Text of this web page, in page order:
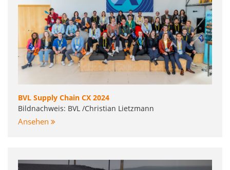
BVL Supply Chain CX 2024
Bildnachweis: BVL /Christian Lietzmann
Ansehen